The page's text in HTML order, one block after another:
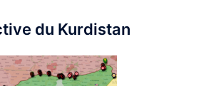
du Kurdistan